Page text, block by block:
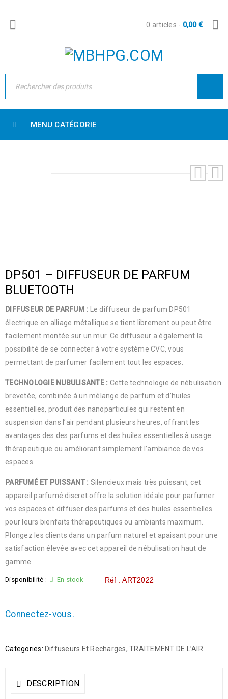
0 articles - 0,00€
MENU CATÉGORIE
DP501 – DIFFUSEUR DE PARFUM
BLUETOOTH
DIFFUSEUR DE PARFUM : Le diffuseur de parfum DP501
électrique en alliage métallique se tient librement ou peut être
facilement montée sur un mur. Ce diffuseur a également la
possibilité de se connecter à votre système CVC, vous
permettant de parfumer facilement tout les espaces.
TECHNOLOGIE NUBULISANTE : Cette technologie de nébulisation
brevetée, combinée à un mélange de parfum et d’huiles
essentielles, produit des nanoparticules qui restent en
suspension dans l’air pendant plusieurs heures, offrant les
avantages des des parfums et des huiles essentielles à usage
thérapeutique ou améliorant simplement l’ambiance de vos
espaces.
PARFUMÉ ET PUISSANT : Silencieux mais très puissant, cet
appareil parfumé discret offre la solution idéale pour parfumer
vos espaces et diffuser des parfums et des huiles essentielles
pour leurs bienfaits thérapeutiques ou ambiants maximum.
Plongez les clients dans un parfum naturel et apaisant pour une
satisfaction élevée avec cet appareil de nébulisation haut de
gamme.
Disponibilité : En stock Réf : ART2022
Connectez-vous.
Categories: Diffuseurs Et Recharges, TRAITEMENT DE L’AIR
DESCRIPTION